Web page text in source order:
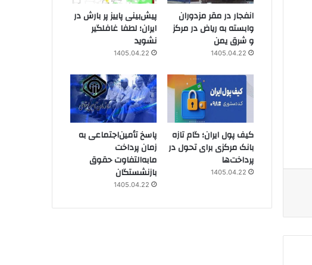
انفجار در مقر مزدوران
وابسته به ریاض در مرکز
و شرق یمن
1405.04.22
پیش‌بینی پاییز پر بارش در
ایران؛ لطفا غافلگیر
نشوید
1405.04.22
کیف پول ایران؛ گام تازه
بانک مرکزی برای تحول در
پرداخت‌ها
1405.04.22
پاسخ تأمین‌اجتماعی به
زمان پرداخت
مابه‌التفاوت حقوق
بازنشستگان
1405.04.22